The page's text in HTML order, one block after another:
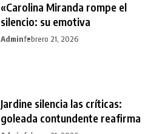
«Carolina Miranda rompe el
silencio: su emotiva
Adminfebrero 21, 2026
Jardine silencia las críticas:
goleada contundente reafirma